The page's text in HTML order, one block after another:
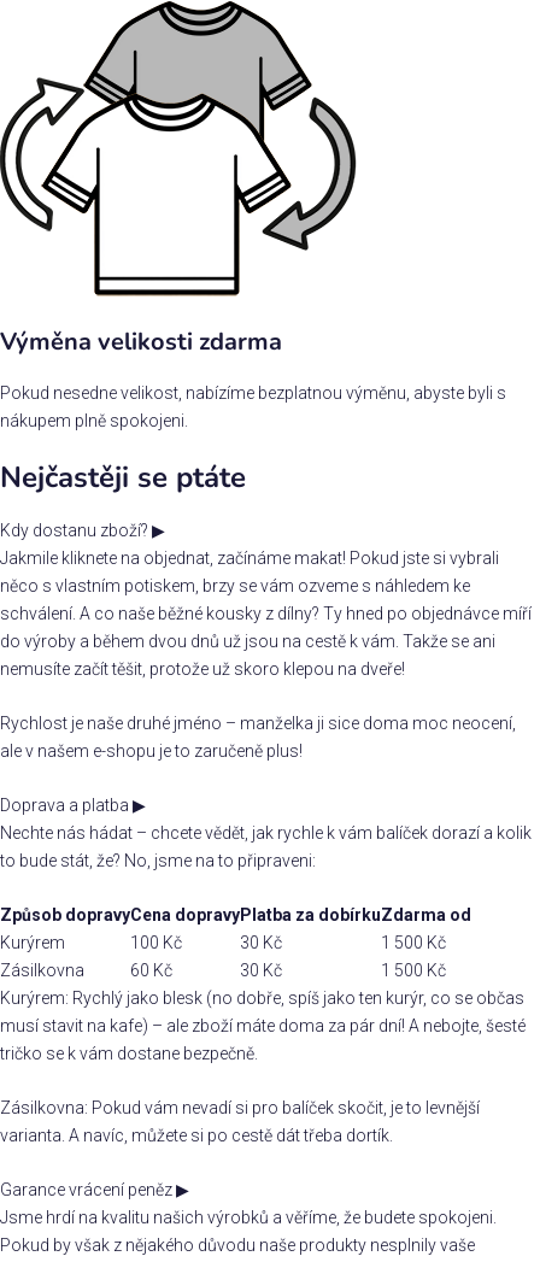
Výměna velikosti zdarma
Pokud nesedne velikost, nabízíme bezplatnou výměnu, abyste byli s
nákupem plně spokojeni.
Nejčastěji se ptáte
Kdy dostanu zboží? ▶
Jakmile kliknete na objednat, začínáme makat! Pokud jste si vybrali
něco s vlastním potiskem, brzy se vám ozveme s náhledem ke
schválení. A co naše běžné kousky z dílny? Ty hned po objednávce míří
do výroby a během dvou dnů už jsou na cestě k vám. Takže se ani
nemusíte začít těšit, protože už skoro klepou na dveře!
Rychlost je naše druhé jméno – manželka ji sice doma moc neocení,
ale v našem e-shopu je to zaručeně plus!
Doprava a platba ▶
Nechte nás hádat – chcete vědět, jak rychle k vám balíček dorazí a kolik
to bude stát, že? No, jsme na to připraveni:
Způsob dopravyCena dopravyPlatba za dobírkuZdarma od
Kurýrem
100 Kč 30 Kč
1 500 Kč
Zásilkovna
60 Kč 30 Kč
1 500 Kč
Kurýrem: Rychlý jako blesk (no dobře, spíš jako ten kurýr, co se občas
musí stavit na kafe) – ale zboží máte doma za pár dní! A nebojte, šesté
tričko se k vám dostane bezpečně.
Zásilkovna: Pokud vám nevadí si pro balíček skočit, je to levnější
varianta. A navíc, můžete si po cestě dát třeba dortík.
Garance vrácení peněz▶
Jsme hrdí na kvalitu našich výrobků a věříme, že budete spokojeni.
Pokud by však z nějakého důvodu naše produkty nesplnily vaše